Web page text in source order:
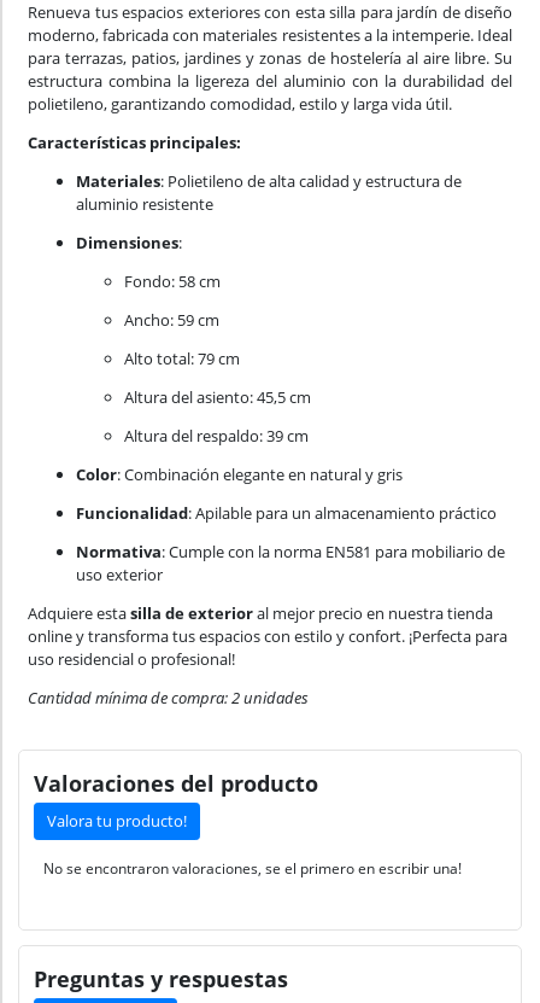
Renueva tus espacios exteriores con esta silla para jardín de diseño
moderno, fabricada con materiales resistentes a la intemperie. Ideal
para terrazas, patios, jardines y zonas de hostelería al aire libre. Su
estructura combina la ligereza del aluminio con la durabilidad del
polietileno, garantizando comodidad, estilo y larga vida útil.
Características principales:
Materiales: Polietileno de alta calidad y estructura de
aluminio resistente
Dimensiones:
Fondo: 58 cm
Ancho: 59 cm
Alto total: 79 cm
Altura del asiento: 45,5 cm
Altura del respaldo: 39 cm
Color: Combinación elegante en natural y gris
Funcionalidad: Apilable para un almacenamiento práctico
Normativa: Cumple con la norma EN581 para mobiliario de
uso exterior
Adquiere estasilla de exterioral mejor precio en nuestra tienda
online y transforma tus espacios con estilo y confort. ¡Perfecta para
uso residencial o profesional!
Cantidad mínima de compra: 2 unidades
Valoraciones del producto
Valora tu producto!
No se encontraron valoraciones, se el primero en escribir una!
Preguntas y respuestas